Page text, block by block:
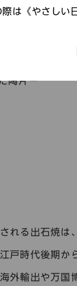
東山焼
陶片－
れる出石焼は
戸時代後期か
外輸出や万国
際は《やさしい